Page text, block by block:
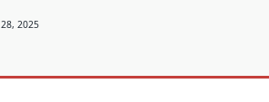
28, 2025